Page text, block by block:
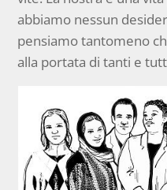
abbiamo nessun
pensiamo tantomeno
alla portata di tanti e